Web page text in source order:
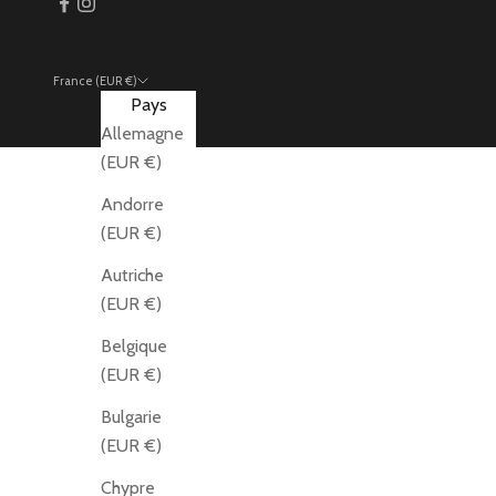
France (EUR €)
Pays
Allemagne
(EUR €)
Andorre
(EUR €)
Autriche
(EUR €)
Belgique
(EUR €)
Bulgarie
(EUR €)
Chypre